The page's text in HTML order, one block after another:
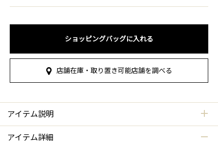
ショッピングバッグに入れる
店舗在庫・取り置き可能店舗を調べる
アイテム説明
アイテム詳細